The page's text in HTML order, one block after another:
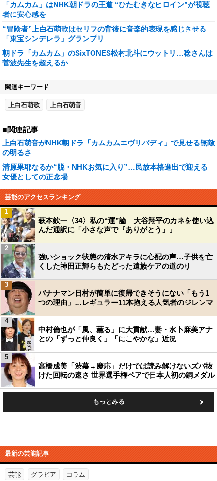
「カムカム」はNHK朝ドラの王道 “ひたむきなヒロイン”が視聴
者に安心感を
“冒険者”上白石萌歌はセリフの背後に音楽的表現を感じさせる
「東宝シンデレラ」グランプリ
朝ドラ「カムカム」のSixTONES松村北斗にウットリ…稔さんは
菅波先生を超えるか
関連キーワード
上白石萌歌 上白石萌音
■関連記事
上白石萌音がNHK朝ドラ「カムカムエヴリバディ」で見せる無敵
の明るさ
清原果耶なるか“脱・NHKお気に入り”…民放本格進出で迎える
女優としての正念場
芸能のアクセスランキング
萩本欽一〈34〉私の“運”論 大谷翔平のカネを使い込
んだ通訳に「小さな声で『ありがとう』」
1
強いショック状態の清水アキラに心配の声…子供を亡
くした神田正輝らもたどった遺族ケアの道のり
2
バナナマン日村が簡単に復帰できそうにない「もう1
つの理由」…レギュラー11本抱える人気者のジレンマ
3
中村倫也が「風、薫る」に大貢献…妻・水卜麻美アナ
との「ずっと仲良く」「にこやかな」近況
4
高橋成美「渋幕→慶応」だけでは読み解けないズバ抜
けた回転の速さ 世界選手権ペアで日本人初の銅メダル
5
もっとみる
最新の芸能記事
芸能 グラビア コラム